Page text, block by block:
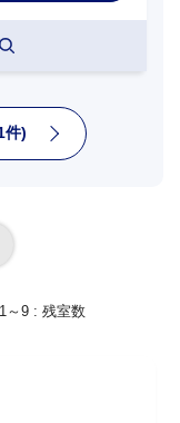
件)
1～9 : 残室数